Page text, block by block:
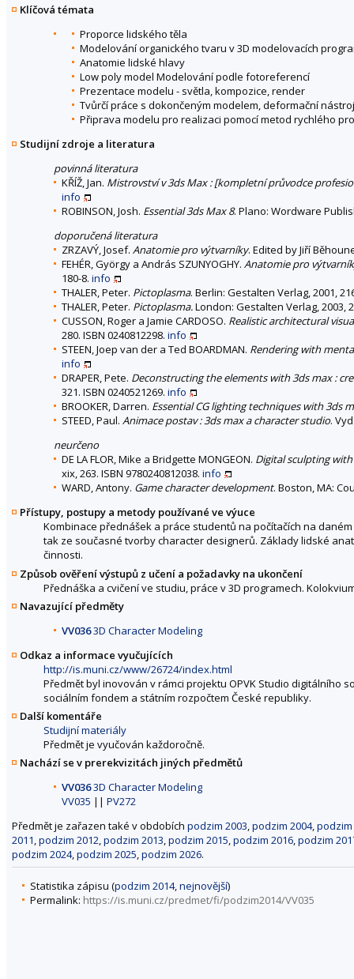
Klíčová témata
Proporce lidského těla
Modelování organického tvaru v 3D modelovacích
Anatomie lidské hlavy
Low poly model Modelování podle fotoreferencí
Prezentace modelu - světla, kompozice, render
Tvůrčí práce s dokončeným modelem, deformační
Připrava modelu pro realizaci pomocí metod rychlého
Studijní zdroje a literatura
povinná literatura
KŘÍŽ, Jan. Mistrovství v 3ds Max : [kompletní průvodce
info
ROBINSON, Josh. Essential 3ds Max 8. Plano: Wordware
doporučená literatura
ZRZAVÝ, Josef. Anatomie pro výtvarníky. Edited by Jiří
FEHÉR, György a András SZUNYOGHY. Anatomie pro
180-8. info
THALER, Peter. Pictoplasma. Berlin: Gestalten Verlag, 2001,
THALER, Peter. Pictoplasma.London: Gestalten Verlag, 2003,
CUSSON, Roger a Jamie CARDOSO. Realistic architectural
280. ISBN 0240812298. info
STEEN, Joep van der a Ted BOARDMAN. Rendering with
info
DRAPER, Pete. Deconstructing the elements with 3ds max :
321. ISBN 0240521269. info
BROOKER, Darren. Essential CG lighting techniques with 3ds
STEED, Paul. Animace postav : 3ds max a character studio.
neurčeno
DE LA FLOR, Mike a Bridgette MONGEON. Digital sculpting
xix, 263. ISBN 9780240812038. info
WARD, Antony. Game character development. Boston, MA:
Přístupy, postupy a metody používané ve výuce
Kombinace přednášek a práce studentů na počítačích na
tak ze současné tvorby character designerů. Základy lidské
činnosti.
Způsob ověření výstupů z učení a požadavky na ukončení
Přednáška a cvičení ve studiu, práce v 3D programech.
Navazující předměty
VV0363D Character Modeling
Odkaz a informace vyučujících
http://is.muni.cz/www/26724/index.html
Předmět byl inovován v rámci projektu OPVK Studio digitálního
sociálním fondem a státním rozpočtem České republiky.
Další komentáře
Studijní materiály
Předmět je vyučován každoročně.
Nachází se v prerekvizitách jiných předmětů
VV0363D Character Modeling
VV035 || PV272
Předmět je zařazen také v obdobích podzim 2003,podzim 2004,podzim
2011,podzim 2012,podzim 2013,podzim 2015,podzim 2016,podzim
podzim 2024,podzim 2025,podzim 2026.
Statistika zápisu (podzim 2014,nejnovější)
Permalink: https://is.muni.cz/predmet/fi/podzim2014/VV035